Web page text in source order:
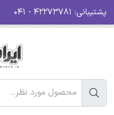
پشتیبانی: